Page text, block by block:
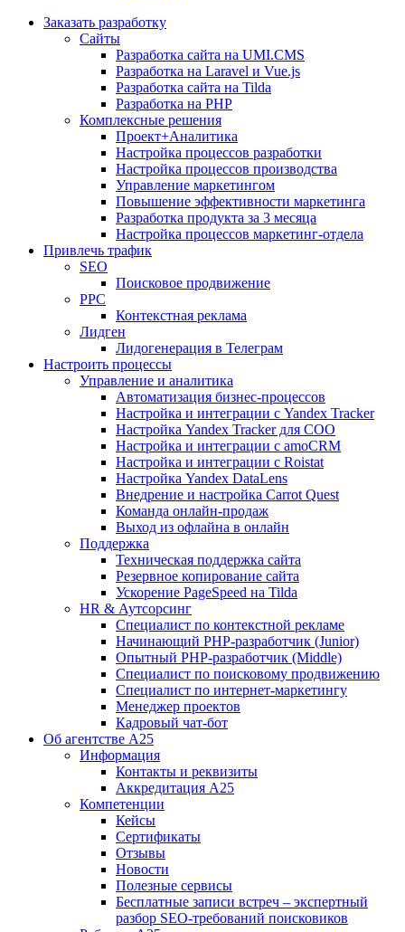
Заказать разработку
Сайты
Разработка сайта на UMI.CMS
Разработка на Laravel и Vue.js
Разработка сайта на Tilda
Разработка на PHP
Комплексные решения
Проект+Аналитика
Настройка процессов разработки
Настройка процессов производства
Управление маркетингом
Повышение эффективности маркетинга
Разработка продукта за 3 месяца
Настройка процессов маркетинг-отдела
Привлечь трафик
SEO
Поисковое продвижение
PPC
Контекстная реклама
Лидген
Лидогенерация в Телеграм
Настроить процессы
Управление и аналитика
Автоматизация бизнес-процессов
Настройка и интеграции с Yandex Tracker
Настройка Yandex Tracker для СОО
Настройка и интеграции с amoCRM
Настройка и интеграции с Roistat
Настройка Yandex DataLens
Внедрение и настройка Carrot Quest
Команда онлайн-продаж
Выход из офлайна в онлайн
Поддержка
Техническая поддержка сайта
Резервное копирование сайта
Ускорение PageSpeed на Tilda
HR & Аутсорсинг
Специалист по контекстной рекламе
Начинающий PHP-разработчик (Junior)
Опытный PHP-разработчик (Middle)
Специалист по поисковому продвижению
Специалист по интернет-маркетингу
Менеджер проектов
Кадровый чат-бот
Об агентстве А25
Информация
Контакты и реквизиты
Аккредитация А25
Компетенции
Кейсы
Сертификаты
Отзывы
Новости
Полезные сервисы
Бесплатные записи встреч – экспертный
разбор SEO-требований поисковиков